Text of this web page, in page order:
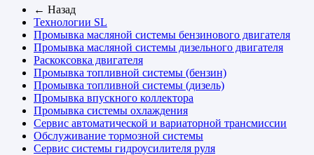
← Назад
Технологии SL
Промывка масляной системы бензинового двигателя
Промывка масляной системы дизельного двигателя
Раскоксовка двигателя
Промывка топливной системы (бензин)
Промывка топливной системы (дизель)
Промывка впускного коллектора
Промывка системы охлаждения
Сервис автоматической и вариаторной трансмиссии
Обслуживание тормозной системы
Сервис системы гидроусилителя руля